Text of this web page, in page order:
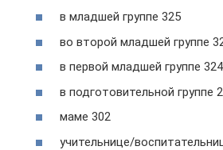
в младшей группе 325
во второй младшей группе
в первой младшей группе 324
в подготовительной группе
маме 302
учительнице/